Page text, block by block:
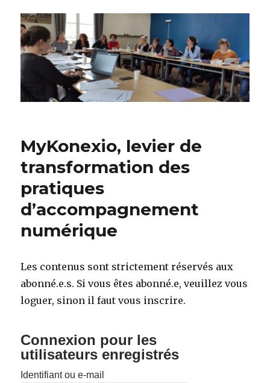
MyKonexio, levier de
transformation des
pratiques
d’accompagnement
numérique
Les contenus sont strictement réservés aux
abonné.e.s. Si vous êtes abonné.e, veuillez vous
loguer, sinon il faut vous inscrire.
Connexion pour les
utilisateurs enregistrés
Identifiant ou e-mail